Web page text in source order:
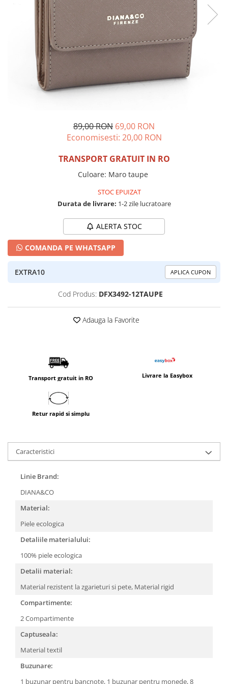
Incaltamine primavara-vara piele
Imbracaminte
Camasi si topuri
Blugi si pantaloni
Pulovere si cardigane
89,00 RON 69,00 RON
Economisesti: 20,00 RON
TRANSPORT GRATUIT IN RO
Culoare: Maro taupe
STOC EPUIZAT
Durata de livrare: 1-2 zile lucratoare
ALERTA STOC
COMANDA PE WHATSAPP
EXTRA10 APLICA CUPON
Cod Produs: DFX3492-12TAUPE
Adauga la Favorite
Transport gratuit in RO Livrare la Easybox
Retur rapid si simplu
Caracteristici
Linie Brand:
DIANA&CO
Material:
Piele ecologica
Detaliile materialului:
100% piele ecologica
Detalii material:
Material rezistent la zgarieturi si pete, Material rigid
Compartimente:
2 Compartimente
Captuseala:
Material textil
Buzunare:
1 buzunar pentru bancnote, 1 buzunar pentru monede,8